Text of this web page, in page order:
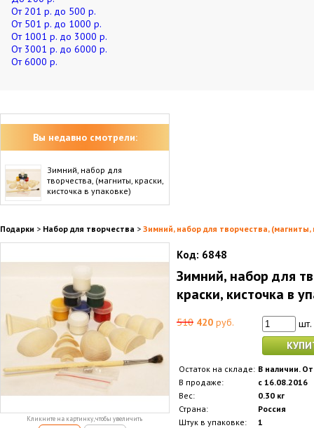
От 201 р. до 500 р.
От 501 р. до 1000 р.
От 1001 р. до 3000 р.
От 3001 р. до 6000 р.
От 6000 р.
Вы недавно смотрели:
Зимний, набор для
творчества, (магниты, краски,
кисточка в упаковке)
Подарки > Набор для творчества > Зимний, набор для творчества, (магниты,
Кликните на картинку, чтобы увеличить
Код: 6848
Зимний, набор для
краски, кисточка в
510 420 руб.
шт.
Остаток на складе: В наличии.
В продаже:
с 16.08.2016
Вес:
0.30 кг
Страна:
Россия
Штук в упаковке:
1